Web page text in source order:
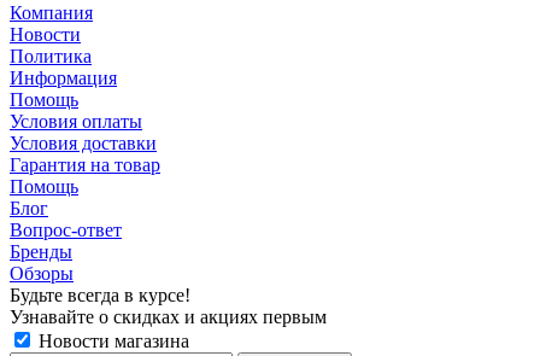
Компания
Новости
Политика
Информация
Помощь
Условия оплаты
Условия доставки
Гарантия на товар
Помощь
Блог
Вопрос-ответ
Бренды
Обзоры
Будьте всегда в курсе!
Узнавайте о скидках и акциях первым
Новости магазина